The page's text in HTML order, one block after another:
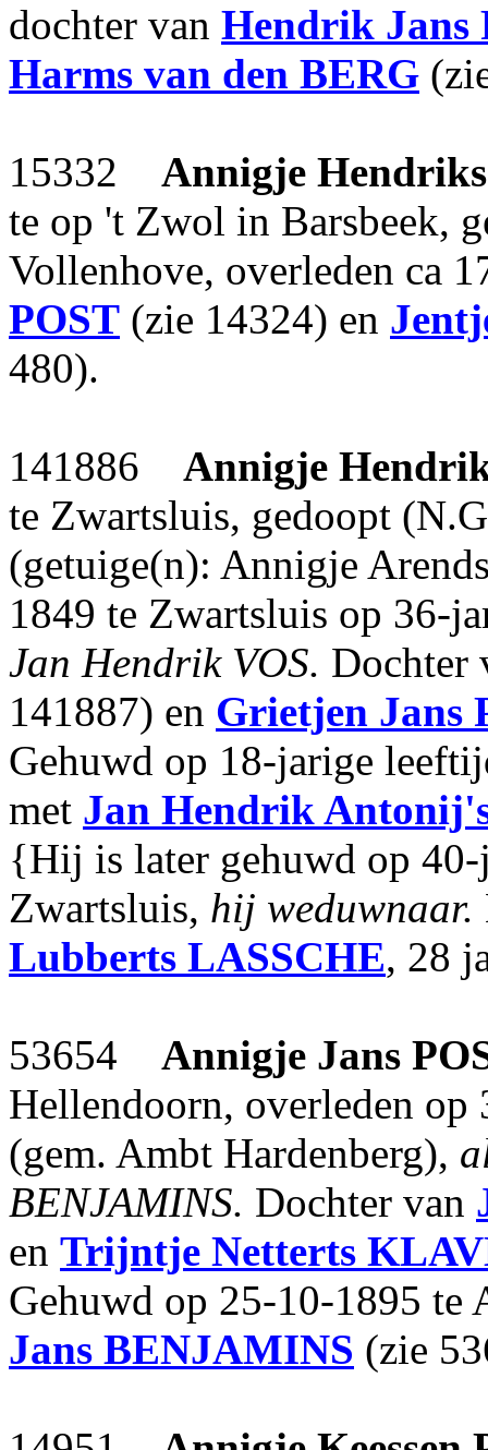
dochter van Hendrik Jans
Harms van den BERG
15332 Annigje Hendriks
te op 't Zwol in Barsbeek,
Vollenhove, overleden ca
POST (zie 14324) en
480).
141886 Annigje
te Zwartsluis, gedoopt
(getuige(n): Annigje
1849 te Zwartsluis op 36-
Jan Hendrik VOS. Dochter
141887) en Grietjen Jans
Gehuwd op 18-jarige
met Jan Hendrik
{Hij is later gehuwd op
Zwartsluis, hij weduwnaar.
Lubberts LASSCHE, 28
53654 Annigje Jans
Hellendoorn, overleden op
(gem. Ambt Hardenberg),
BENJAMINS. Dochter van
en Trijntje Netterts
Gehuwd op 25-10-1895 te
Jans BENJAMINS (zie